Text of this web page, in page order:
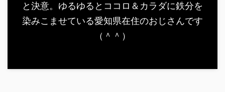
と決意。ゆるゆるとココロ＆カラダに鉄分を
染みこませている愛知県在住のおじさんです
（＾＾）